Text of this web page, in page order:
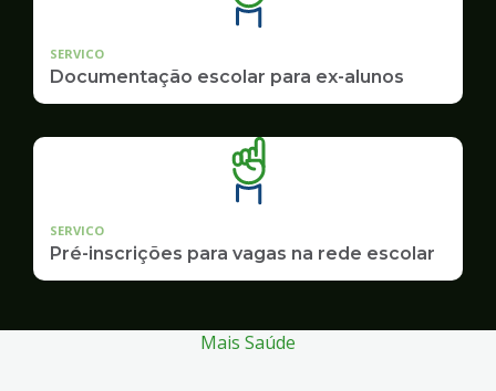
SERVICO
Documentação escolar para ex-alunos
SERVICO
Pré-inscrições para vagas na rede escolar
Mais Saúde